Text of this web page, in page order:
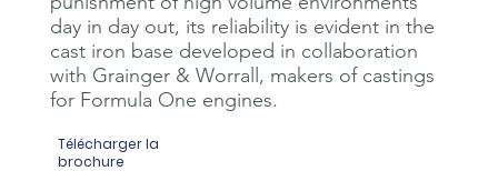
day in day out, its reliability is evident in the
cast iron base developed in collaboration
with Grainger & Worrall, makers of castings
for Formula One engines.
Télécharger la
brochure